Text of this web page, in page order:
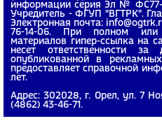
информации серия Эл № ФС77-
Учредитель - ФГУП "ВГТРК".
Электронная почта:
76-14-06. При полном или
материалов гипер-ссылка на
несет ответственности за
опубликованной в
предоставляет справочной
лет.
Адрес: 302028, г. Орел, ул. 7
(4862) 43-46-71.